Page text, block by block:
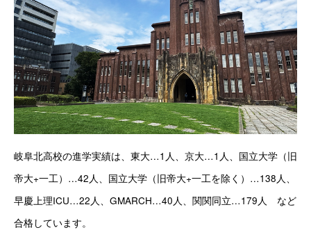
岐阜北高校の進学実績は、東大…1人、京大…1人、国立大学（旧
帝大+一工）…42人、国立大学（旧帝大+一工を除く）…138人、
早慶上理ICU…22人、GMARCH…40人、関関同立…179人　など
合格しています。